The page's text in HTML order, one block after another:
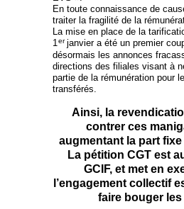
En toute connaissance de
traiter la fragilité de la
La mise en place de la
1 erjanvier a été un premier
désormais les annonces
directions des filiales visant à
partie de la rémunération pour
transférés.
Ainsi, la
contrer ces
augmentant la part fixe
La pétition CGT est
GCIF, et met en
l’engagement collectif
faire bouger